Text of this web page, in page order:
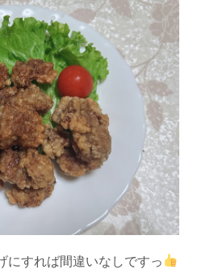
にすれば間違いなしですっ